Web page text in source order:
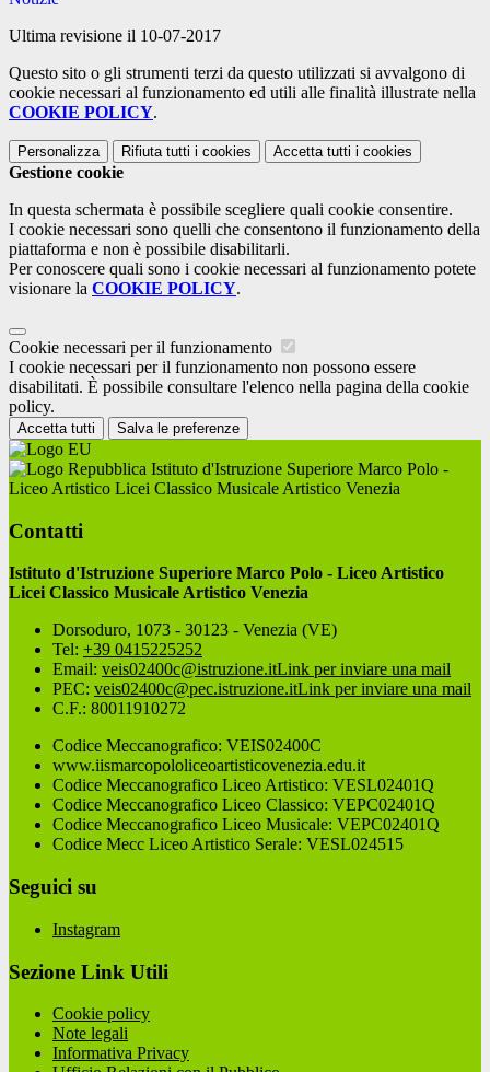
Ultima revisione il 10-07-2017
Questo sito o gli strumenti terzi da questo utilizzati si avvalgono di
cookie necessari al funzionamento ed utili alle finalità illustrate nella
COOKIE POLICY.
Personalizza Rifiuta tutti i cookies Accetta tutti i cookies
Gestione cookie
In questa schermata è possibile scegliere quali cookie consentire.
I cookie necessari sono quelli che consentono il funzionamento della
piattaforma e non è possibile disabilitarli.
Per conoscere quali sono i cookie necessari al funzionamento potete
visionare la COOKIE POLICY.
Cookie necessari per il funzionamento
I cookie necessari per il funzionamento non possono essere
disabilitati. È possibile consultare l'elenco nella pagina della cookie
policy.
Accetta tutti Salva le preferenze
Istituto d'Istruzione Superiore Marco Polo -
Liceo Artistico Licei Classico Musicale Artistico Venezia
Contatti
Istituto d'Istruzione Superiore Marco Polo - Liceo Artistico
Licei Classico Musicale Artistico Venezia
Dorsoduro, 1073 - 30123 - Venezia (VE)
Tel: +39 0415225252
Email: veis02400c@istruzione.itLink per inviare una mail
PEC: veis02400c@pec.istruzione.itLink per inviare una mail
C.F.: 80011910272
Codice Meccanografico: VEIS02400C
www.iismarcopololiceoartisticovenezia.edu.it
Codice Meccanografico Liceo Artistico: VESL02401Q
Codice Meccanografico Liceo Classico: VEPC02401Q
Codice Meccanografico Liceo Musicale: VEPC02401Q
Codice Mecc Liceo Artistico Serale: VESL024515
Seguici su
Instagram
Sezione Link Utili
Cookie policy
Note legali
Informativa Privacy